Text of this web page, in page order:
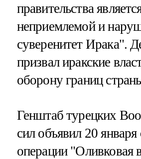
правительства
неприемлемой и
суверенитет Ирака".
призвал иракские
оборону границ
Генштаб турецких
сил объявил 20 января
операции "Оливковая